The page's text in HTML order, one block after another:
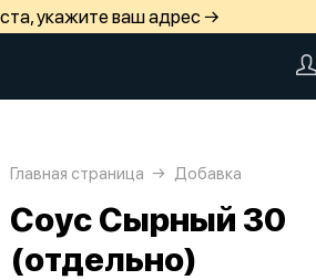
укажите ваш адрес →
Главная страница Добавка
Соус Сырный 30
(отдельно)